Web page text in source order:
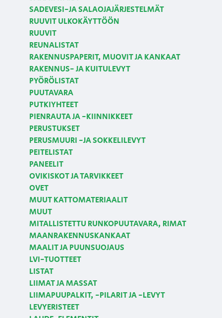
SADEVESI-JA SALAOJAJÄRJESTELMÄT
RUUVIT ULKOKÄYTTÖÖN
RUUVIT
REUNALISTAT
RAKENNUSPAPERIT, MUOVIT JA KANKAAT
RAKENNUS- JA KUITULEVYT
PYÖRÖLISTAT
PUUTAVARA
PUTKIYHTEET
PIENRAUTA JA -KIINNIKKEET
PERUSTUKSET
PERUSMUURI -JA SOKKELILEVYT
PEITELISTAT
PANEELIT
OVIKISKOT JA TARVIKKEET
OVET
MUUT KATTOMATERIAALIT
MUUT
MITALLISTETTU RUNKOPUUTAVARA, RIMAT
MAANRAKENNUSKANKAAT
MAALIT JA PUUNSUOJAUS
LVI-TUOTTEET
LISTAT
LIIMAT JA MASSAT
LIIMAPUUPALKIT, -PILARIT JA -LEVYT
LEVYERISTEET